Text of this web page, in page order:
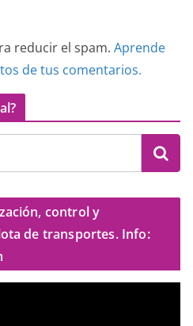
reducir el spam. Aprende
de tus comentarios.
control y
de transportes. Info: